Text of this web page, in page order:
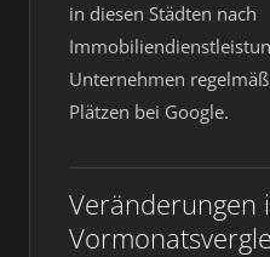
in diesen Städten nach
Unternehmen
Plätzen bei Google.
Veränderungen